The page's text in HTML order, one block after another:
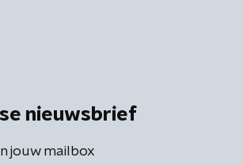
nieuwsbrief
jouw mailbox